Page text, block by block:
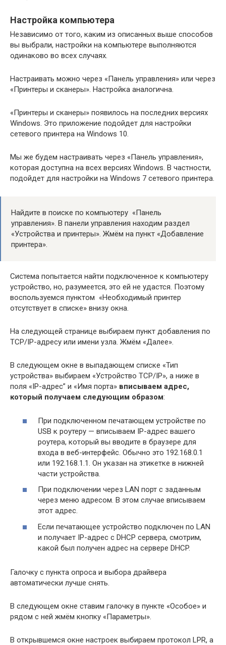
Настройка компьютера
Независимо от того, каким из описанных выше способов
вы выбрали, настройки на компьютере выполняются
одинаково во всех случаях.
Настраивать можно через «Панель управления» или через
«Принтеры и сканеры». Настройка аналогична.
«Принтеры и сканеры» появилось на последних версиях
Windows. Это приложение подойдет для настройки
сетевого принтера на Windows 10.
Мы же будем настраивать через «Панель управления»,
которая доступна на всех версиях Windows. В частности,
подойдет для настройки на Windows 7 сетевого принтера.
Найдите в поиске по компьютеру «Панель
управления». В панели управления находим раздел
«Устройства и принтеры». Жмём на пункт «Добавление
принтера».
Система попытается найти подключенное к компьютеру
устройство, но, разумеется, это ей не удастся. Поэтому
воспользуемся пунктом «Необходимый принтер
отсутствует в списке» внизу окна.
На следующей странице выбираем пункт добавления по
TCP/IP-адресу или имени узла. Жмём «Далее».
В следующем окне в выпадающем списке «Тип
устройства» выбираем «Устройство TCP/IP», а ниже в
поля «IP-адрес” и «Имя порта» вписываем адрес,
который получаем следующим образом:
При подключенном печатающем устройстве по
USB к роутеру — вписываем IP-адрес вашего
роутера, который вы вводите в браузере для
входа в веб-интерфейс. Обычно это 192.168.0.1
или 192.168.1.1. Он указан на этикетке в нижней
части устройства.
При подключении через LAN порт с заданным
через меню адресом. В этом случае вписываем
этот адрес.
Если печатающее устройство подключен по LAN
и получает IP-адрес с DHCP сервера, смотрим,
какой был получен адрес на сервере DHCP.
Галочку с пункта опроса и выбора драйвера
автоматически лучше снять.
В следующем окне ставим галочку в пункте «Особое» и
рядом с ней жмём кнопку «Параметры».
В открывшемся окне настроек выбираем протокол LPR, а